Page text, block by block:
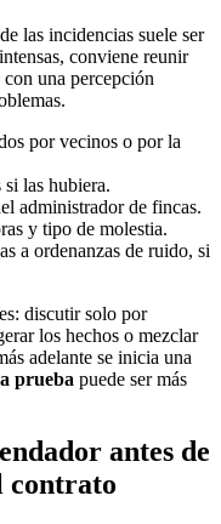
las incidencias suele ser
conviene reunir
una percepción
por vecinos o por la
si las hubiera.
administrador de fincas.
y tipo de molestia.
a ordenanzas de ruido, si
discutir solo por
los hechos o mezclar
adelante se inicia una
prueba puede ser más
antes de
contrato